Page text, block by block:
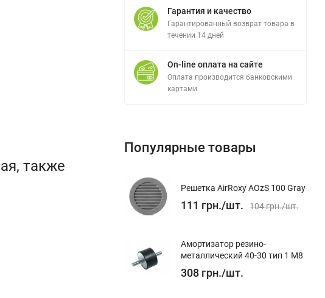
также
Гарантия и качество
Гарантированный возврат товара в
течении 14 дней
On-line оплата на сайте
Оплата производится банковскими
картами
Популярные товары
Решетка AirRoxy AOzS 100 Gray
111 грн./шт. 104грн./шт.
Амортизатор резино-
металлический 40-30 тип 1 М8
308 грн./шт.